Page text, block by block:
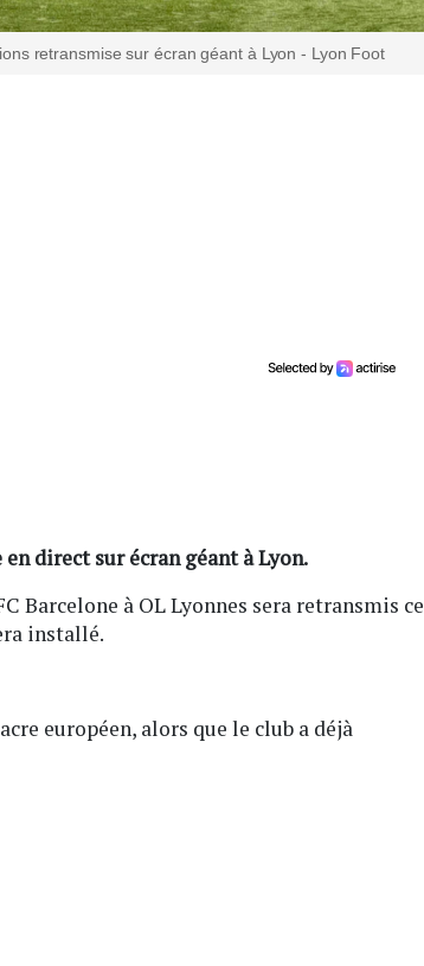
retransmise sur écran géant à Lyon - Lyon Foot
direct sur écran géant à Lyon.
Barcelone à OL Lyonnes sera retransmis ce
installé.
européen, alors que le club a déjà